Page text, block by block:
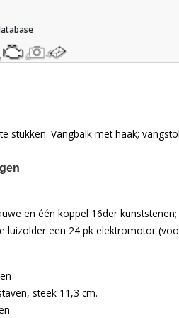
motorendatabase
stuur
een
stuur
een
stukken. Vangbalk met haak;
en één koppel 16der
luizolder een 24 pk elektromotor
steek 11,3 cm.